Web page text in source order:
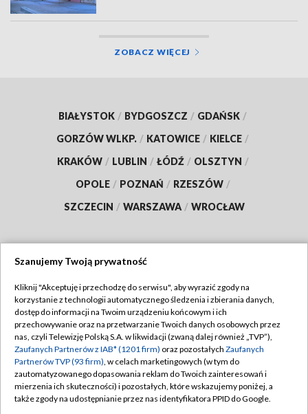
ZOBACZ WIĘCEJ
BIAŁYSTOK / BYDGOSZCZ / GDAŃSK /
GORZÓW WLKP. / KATOWICE / KIELCE /
KRAKÓW / LUBLIN / ŁÓDŹ / OLSZTYN /
OPOLE / POZNAŃ / RZESZÓW /
SZCZECIN / WARSZAWA / WROCŁAW
TVP
Abonament TVP
Emisja w TVP
Centrum informacji TVP
Naziemna Telewizja Cyfrowa
Regulamin TVP
Polityka prywatności
Moje zgody
Pomoc
Szanujemy Twoją prywatność
Kliknij "Akceptuję i przechodzę do serwisu", aby wyrazić zgody na
korzystanie z technologii automatycznego śledzenia i zbierania danych,
dostęp do informacji na Twoim urządzeniu końcowym i ich
przechowywanie oraz na przetwarzanie Twoich danych osobowych przez
nas, czyli Telewizję Polską S.A. w likwidacji (zwaną dalej również „TVP”),
Zaufanych Partnerów z IAB* (1201 firm) oraz pozostałych Zaufanych
Partnerów TVP (93 firm), w celach marketingowych (w tym do
zautomatyzowanego dopasowania reklam do Twoich zainteresowań i
mierzenia ich skuteczności) i pozostałych, które wskazujemy poniżej, a
także zgody na udostępnianie przez nas identyfikatora PPID do Google.